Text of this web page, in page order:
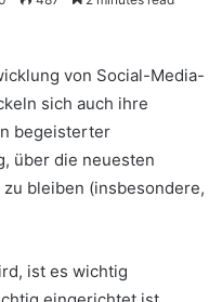
von Social-Media-
sich auch ihre
begeisterter
über die neuesten
bleiben (insbesondere,
ist es wichtig